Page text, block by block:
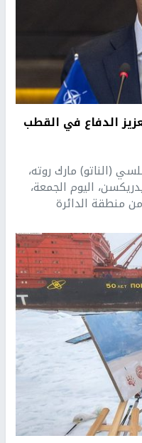
الدفاع في القطب
(الناتو) مارك روته،
اليوم الجمعة،
منطقة الدائرة